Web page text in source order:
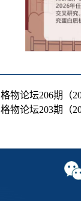
格物论坛206期（
格物论坛203期（